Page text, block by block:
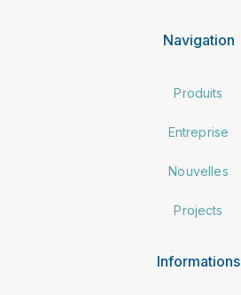
Navigation
Produits
Entreprise
Nouvelles
Projects
Informations